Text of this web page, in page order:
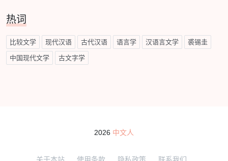
热词
比较文学 现代汉语 古代汉语 语言学 汉语言文学 裘锡圭
中国现代文学 古文字学
2026 中文人